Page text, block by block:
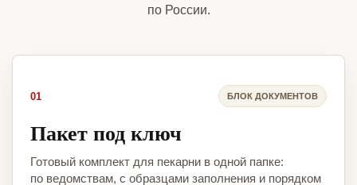
по России.
01 БЛОК ДОКУМЕНТОВ
Пакет под ключ
Готовый комплект для пекарни в одной папке:
по ведомствам, с образцами заполнения и порядком